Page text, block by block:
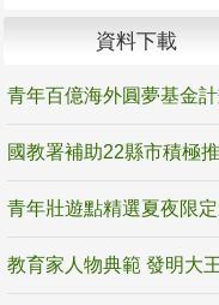
資料下載